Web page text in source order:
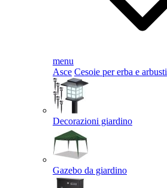
menu
Asce Cesoie per erba e arbusti
Decorazioni giardino
Gazebo da giardino